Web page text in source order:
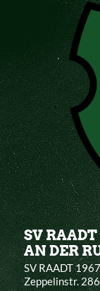
SV
AN DER
SV RAADT
Zeppelinstr. 286